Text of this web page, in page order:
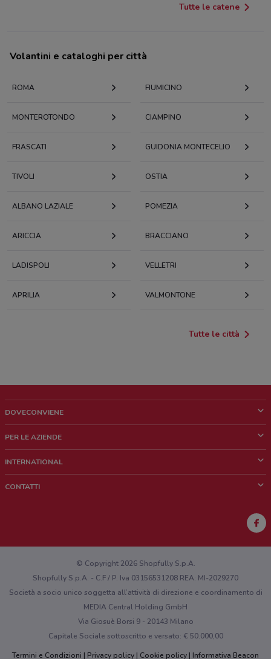
Tutte le catene
Volantini e cataloghi per città
ROMA FIUMICINO
MONTEROTONDO CIAMPINO
FRASCATI GUIDONIA MONTECELIO
TIVOLI OSTIA
ALBANO LAZIALE POMEZIA
ARICCIA BRACCIANO
LADISPOLI VELLETRI
APRILIA VALMONTONE
Tutte le città
DOVECONVIENE
Chi siamo
Lavora con noi
PER LE AZIENDE
Richieste commerciali e marketing
INTERNATIONAL
CONTATTI
Hai un malfunzionamento sul web o sull'app?
© Copyright 2026 Shopfully S.p.A.
Shopfully S.p.A. - C.F / P. Iva 03156531208 REA: MI-2029270
Società a socio unico soggetta all’attività di direzione e coordinamento di
MEDIA Central Holding GmbH
Via Giosuè Borsi 9 - 20143 Milano
Capitale Sociale sottoscritto e versato: € 50.000,00
Termini e Condizioni
Privacy policy Cookie policy Informativa Beacon